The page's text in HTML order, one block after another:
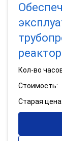
Кол-во
Стоимость:
Старая цена: